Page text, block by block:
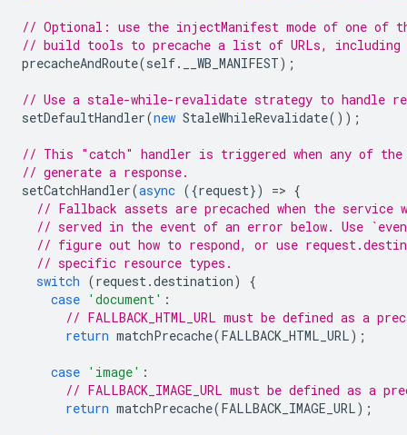
// Optional: use the injectManifest mode of one of
// build tools to precache a list of URLs, including
precacheAndRoute(self. __WB_MANIFEST);
// Use a stale-while-revalidate strategy to handle
setDefaultHandler(new StaleWhileRevalidate());
// This "catch" handler is triggered when any of
// generate a response.
setCatchHandler(async ({request}) => {
// Fallback assets are precached when the
// served in the event of an error below. Use
// figure out how to respond, or use
// specific resource types.
switch (request.destination)
{
case 'document' :
// FALLBACK_HTML_URL must be defined as a
return matchPrecache(FALLBACK_HTML_URL);
case 'image' :
// FALLBACK_IMAGE_URL must be defined as a
return matchPrecache(FALLBACK_IMAGE_URL);